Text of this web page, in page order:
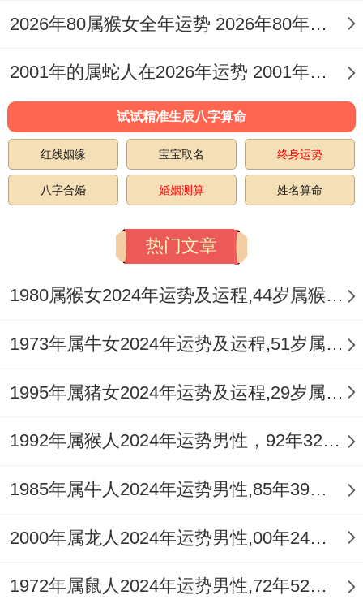
业运势的高峰期，适合进行详细学习与攻克
难题，农历五月与十一月则思绪容易受外界
态，做好充分准备，伤官特性也代表着你们
可能会对传统刻板的教学方式产生质疑，更
渴望自主寻找。
这虽是好学精神，可若处理不当，易与师长
产生观念冲突，学会以建设性的方式表达观
点，平衡好创新与基础之间的关系，是本年
流年地支午火与生肖亥水构成水火既济之
象。大体上看全年并无严重的健康灾厄星入
加午火之旺，需特别注意「火」相关的问
失眠，或因学习压力大而产生焦虑感；二是
2026年80属猴女全年运势 2026年80年属猴男运势
2001年的属蛇人在2026年运势 2001年的属蛇文化公司
试试精准生辰八字算命
红线姻缘 宝宝取名 终身运势
八字合婚 婚姻测算 姓名算命
热门文章
1980属猴女2024年运势及运程,44岁属猴人2024全年每月运势女性如何
1973年属牛女2024年运势及运程,51岁属牛人2024全年每月运势女性如何
1995年属猪女2024年运势及运程,29岁属猪人2024全年每月运势女性如何
1992年属猴人2024年运势男性，92年32岁属猴男2024年每月运程怎么样
1985年属牛人2024年运势男性,85年39岁属牛男2024年每月运程怎么样
2000年属龙人2024年运势男性,00年24岁属龙男2024年每月运程怎么样
1972年属鼠人2024年运势男性,72年52岁属鼠男2024年每月运程怎么样